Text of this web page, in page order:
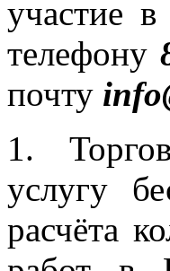
участие
телефону
почту info
1.
услугу
расчёта